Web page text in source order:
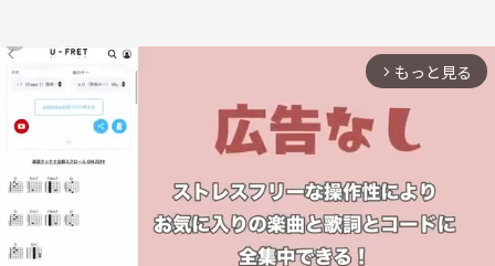
arrow_forward_ios もっと見る